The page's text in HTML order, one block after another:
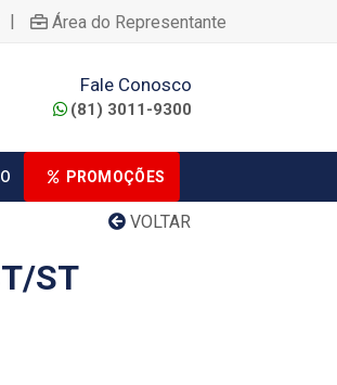
| Área do Representante
Fale Conosco
(81) 3011-9300
PROMOÇÕES
VOLTAR
ST